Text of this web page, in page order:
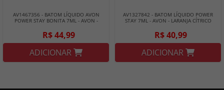
AV1467356 - BATOM LÍQUIDO AVON
POWER STAY BONITA 7ML - AVON -
R$ 44,99
ADICIONAR
AV1327842 - BATOM LÍQUIDO POWER
STAY 7ML - AVON - LARANJA CÍTRICO
R$ 40,99
ADICIONAR